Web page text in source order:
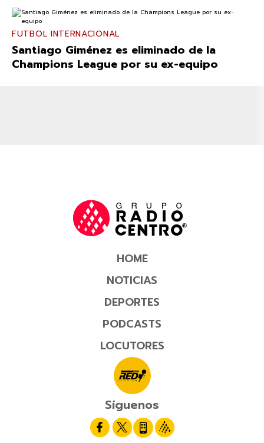
FUTBOL INTERNACIONAL
Santiago Giménez es eliminado de la
Champions League por su ex-equipo
HOME
NOTICIAS
DEPORTES
PODCASTS
LOCUTORES
Síguenos